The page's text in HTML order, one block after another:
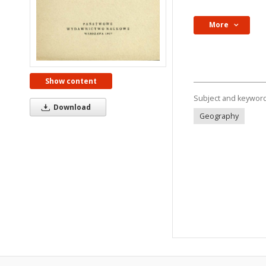
Show content
Download
More
Subject and
Geography